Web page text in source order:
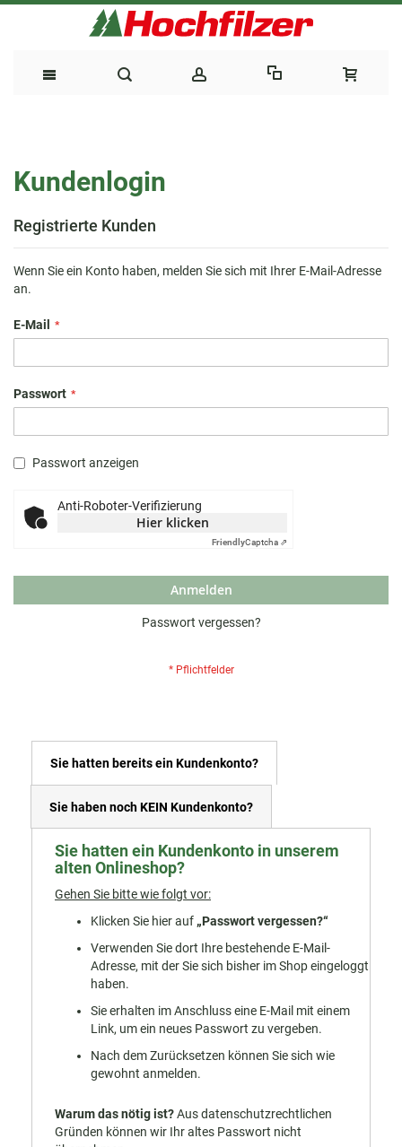
Inhalt
Kundenlogin
Registrierte Kunden
Wenn Sie ein Konto haben, melden Sie sich mit Ihrer E-Mail-Adresse
an.
E-Mail
Passwort
Passwort anzeigen
Anti-Roboter-Verifizierung
Hier klicken
FriendlyCaptcha ⇗
Anmelden
Passwort vergessen?
Sie hatten bereits ein Kundenkonto?
Sie haben noch KEIN Kundenkonto?
Sie hatten ein Kundenkonto in unserem
alten Onlineshop?
Gehen Sie bitte wie folgt vor:
Klicken Sie hier auf „Passwort vergessen?“
Verwenden Sie dort Ihre bestehende E-Mail-
Adresse, mit der Sie sich bisher im Shop eingeloggt
haben.
Sie erhalten im Anschluss eine E-Mail mit einem
Link, um ein neues Passwort zu vergeben.
Nach dem Zurücksetzen können Sie sich wie
gewohnt anmelden.
Warum das nötig ist?Aus datenschutzrechtlichen
Gründen können wir Ihr altes Passwort nicht